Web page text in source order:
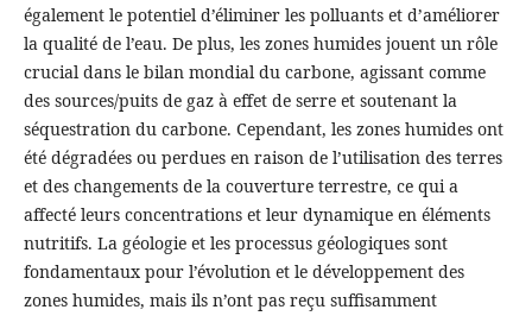
également le potentiel d’éliminer les polluants et d’améliorer
la qualité de l’eau. De plus, les zones humides jouent un rôle
crucial dans le bilan mondial du carbone, agissant comme
des sources/puits de gaz à effet de serre et soutenant la
séquestration du carbone. Cependant, les zones humides ont
été dégradées ou perdues en raison de l’utilisation des terres
et des changements de la couverture terrestre, ce qui a
affecté leurs concentrations et leur dynamique en éléments
nutritifs. La géologie et les processus géologiques sont
fondamentaux pour l’évolution et le développement des
zones humides, mais ils n’ont pas reçu suffisamment